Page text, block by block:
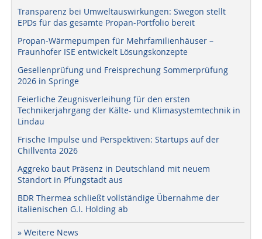
Transparenz bei Umweltauswirkungen: Swegon stellt
EPDs für das gesamte Propan-Portfolio bereit
Propan-Wärmepumpen für Mehrfamilienhäuser –
Fraunhofer ISE entwickelt Lösungskonzepte
Gesellenprüfung und Freisprechung Sommerprüfung
2026 in Springe
Feierliche Zeugnisverleihung für den ersten
Technikerjahrgang der Kälte- und Klimasystemtechnik in
Lindau
Frische Impulse und Perspektiven: Startups auf der
Chillventa 2026
Aggreko baut Präsenz in Deutschland mit neuem
Standort in Pfungstadt aus
BDR Thermea schließt vollständige Übernahme der
italienischen G.I. Holding ab
» Weitere News